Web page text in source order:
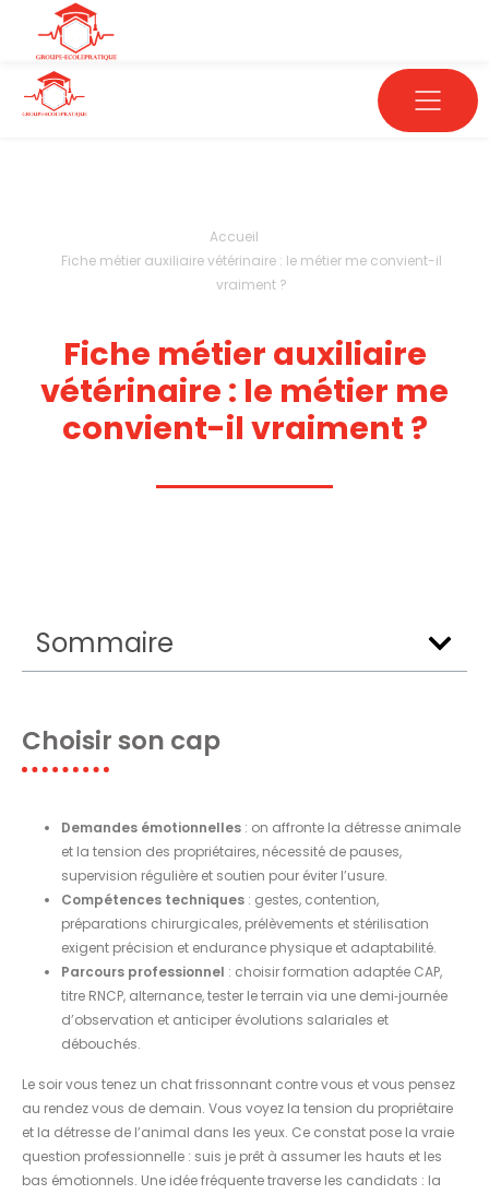
Accueil
Fiche métier auxiliaire vétérinaire : le métier me convient-il
vraiment ?
Fiche métier auxiliaire
vétérinaire : le métier me
convient-il vraiment ?
Sommaire
Choisir son cap
Demandes émotionnelles : on affronte la détresse animale
et la tension des propriétaires, nécessité de pauses,
supervision régulière et soutien pour éviter l’usure.
Compétences techniques : gestes, contention,
préparations chirurgicales, prélèvements et stérilisation
exigent précision et endurance physique et adaptabilité.
Parcours professionnel : choisir formation adaptée CAP,
titre RNCP, alternance, tester le terrain via une demi‑journée
d’observation et anticiper évolutions salariales et
débouchés.
Le soir vous tenez un chat frissonnant contre vous et vous pensez
au rendez vous de demain. Vous voyez la tension du propriétaire
et la détresse de l’animal dans les yeux. Ce constat pose la vraie
question professionnelle : suis je prêt à assumer les hauts et les
bas émotionnels. Une idée fréquente traverse les candidats : la